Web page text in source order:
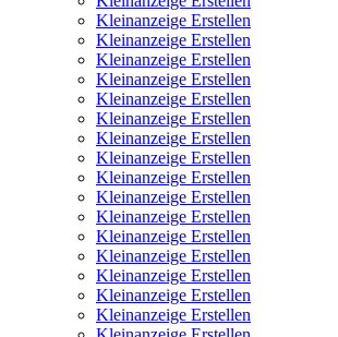
Kleinanzeige Erstellen
Kleinanzeige Erstellen
Kleinanzeige Erstellen
Kleinanzeige Erstellen
Kleinanzeige Erstellen
Kleinanzeige Erstellen
Kleinanzeige Erstellen
Kleinanzeige Erstellen
Kleinanzeige Erstellen
Kleinanzeige Erstellen
Kleinanzeige Erstellen
Kleinanzeige Erstellen
Kleinanzeige Erstellen
Kleinanzeige Erstellen
Kleinanzeige Erstellen
Kleinanzeige Erstellen